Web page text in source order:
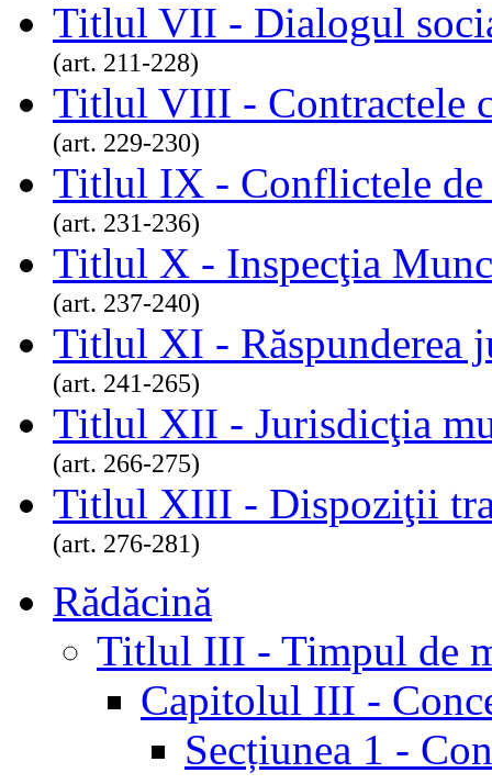
Titlul VII - Dialogul
(art. 211-228)
Titlul VIII - Contractele
(art. 229-230)
Titlul IX - Conflictele de
(art. 231-236)
Titlul X - Inspecţia
(art. 237-240)
Titlul XI - Răspunderea
(art. 241-265)
Titlul XII - Jurisdicţia
(art. 266-275)
Titlul XIII - Dispoziţii
(art. 276-281)
Rădăcină
Titlul III - Timpul de
Capitolul III -
Secțiunea 1 -